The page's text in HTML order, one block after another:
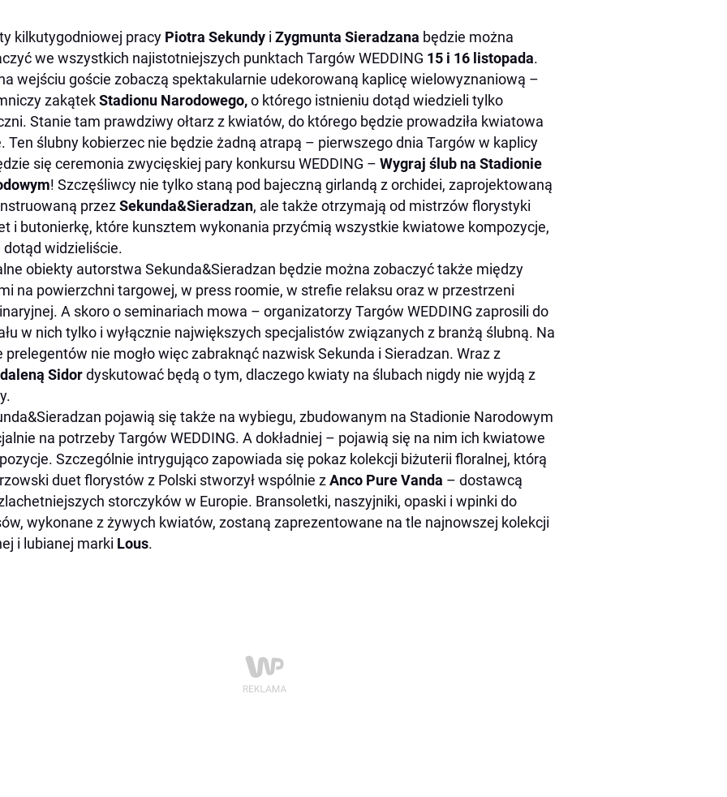
kilkutygodniowej pracy Piotra Sekundy i Zygmunta Sieradzana będzie można
we wszystkich najistotniejszych punktach Targów WEDDING 15 i 16 listopada.
wejściu goście zobaczą spektakularnie udekorowaną kaplicę wielowyznaniową –
zakątekStadionu Narodowego,o którego istnieniu dotąd wiedzieli tylko
Stanie tam prawdziwy ołtarz z kwiatów, do którego będzie prowadziła kwiatowa
Ten ślubny kobierzec nie będzie żadną atrapą – pierwszego dnia Targów w kaplicy
się ceremonia zwycięskiej pary konkursu WEDDING – Wygraj ślub na Stadionie
! Szczęśliwcy nie tylko staną pod bajeczną girlandą z orchidei, zaprojektowaną
przezSekunda&Sieradzan, ale także otrzymają od mistrzów florystyki
i butonierkę, które kunsztem wykonania przyćmią wszystkie kwiatowe kompozycje,
dotąd widzieliście.
obiekty autorstwa Sekunda&Sieradzan będzie można zobaczyć także między
na powierzchni targowej, w press roomie, w strefie relaksu oraz w przestrzeni
A skoro o seminariach mowa – organizatorzy Targów WEDDING zaprosili do
w nich tylko i wyłącznie największych specjalistów związanych z branżą ślubną. Na
prelegentów nie mogło więc zabraknąć nazwisk Sekunda i Sieradzan. Wraz z
Sidordyskutować będą o tym, dlaczego kwiaty na ślubach nigdy nie wyjdą z
pojawią się także na wybiegu, zbudowanym na Stadionie Narodowym
na potrzeby Targów WEDDING. A dokładniej – pojawią się na nim ich kwiatowe
Szczególnie intrygująco zapowiada się pokaz kolekcji biżuterii floralnej, którą
duet florystów z Polski stworzył wspólnie zAnco Pure Vanda – dostawcą
storczyków w Europie. Bransoletki, naszyjniki, opaski i wpinki do
wykonane z żywych kwiatów, zostaną zaprezentowane na tle najnowszej kolekcji
i lubianej marki Lous.